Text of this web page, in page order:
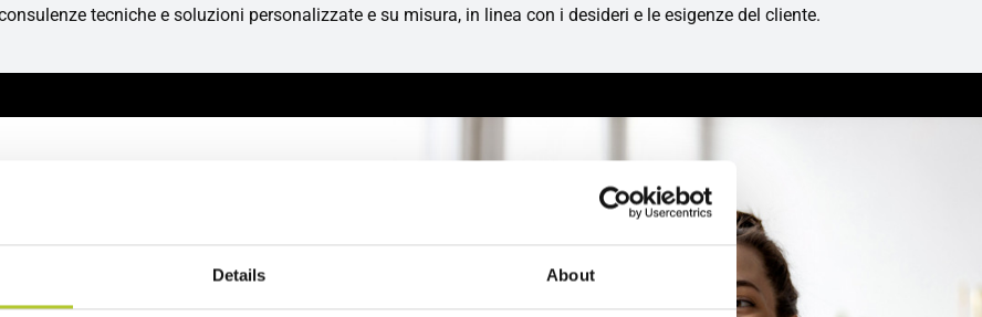
Details About
tecniche e soluzioni personalizzate e su misura, in linea con i desideri e le esigenze del cliente.